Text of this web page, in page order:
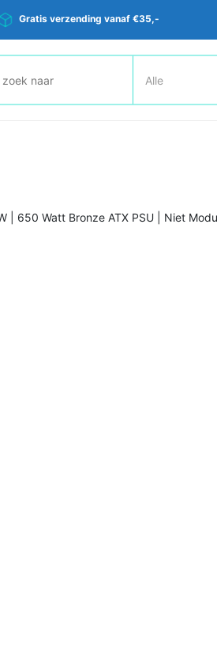
Gratis verzending vanaf €35,-
| 650 Watt Bronze ATX PSU | Niet